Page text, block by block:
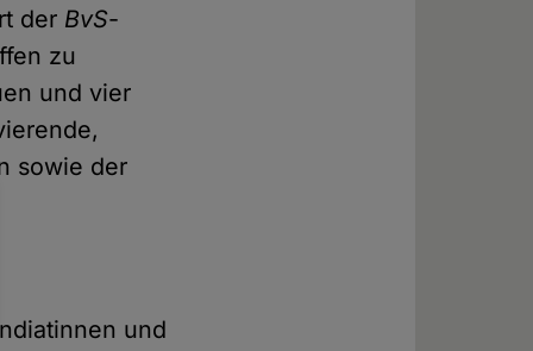
der BvS-
zu
und vier
sowie der
und